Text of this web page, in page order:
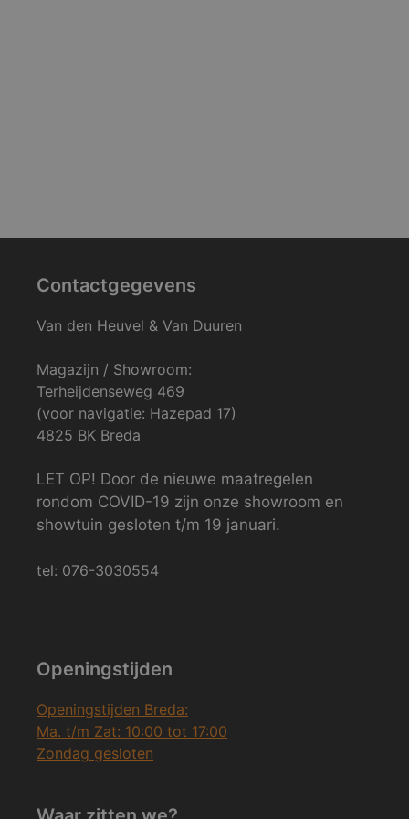
Contactgegevens
Van den Heuvel & Van Duuren
Magazijn / Showroom:
Terheijdenseweg 469
(voor navigatie: Hazepad 17)
4825 BK Breda
LET OP! Door de nieuwe maatregelen
rondom COVID-19 zijn onze showroom en
showtuin gesloten t/m 19 januari.
tel: 076-3030554
Openingstijden
Openingstijden Breda:
Ma. t/m Zat: 10:00 tot 17:00
Zondag gesloten